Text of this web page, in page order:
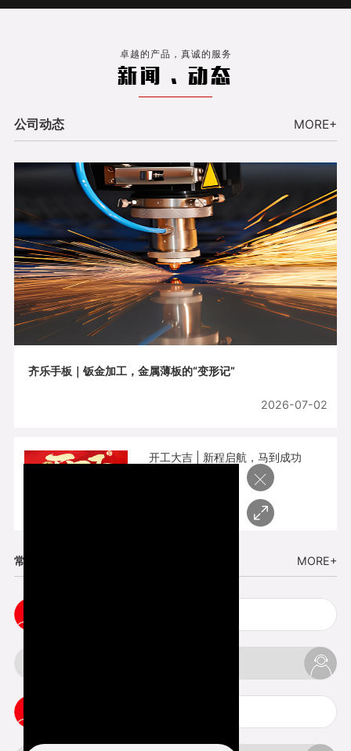
卓越的产品，真诚的服务
新闻 . 动态
公司动态 MORE+
齐乐手板｜钣金加工，金属薄板的“变形记”
2026-07-02
开工大吉 | 新程启航，马到成功
常见问题 MORE+
×